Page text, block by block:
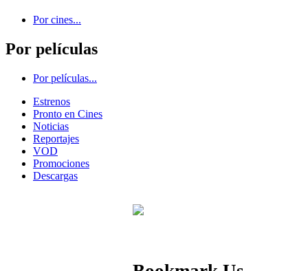
Por cines...
Por películas
Por películas...
Estrenos
Pronto en Cines
Noticias
Reportajes
VOD
Promociones
Descargas